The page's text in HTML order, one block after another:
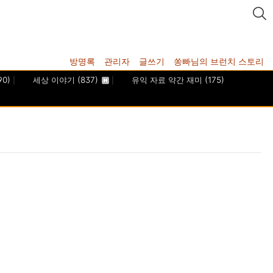
방명록 관리자 글쓰기 쏭빠님의 브런치 스토리
세상 이야기 (837) 유익 자료 약간 재미 (175)